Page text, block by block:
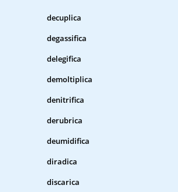
decuplica
degassifica
delegifica
demoltiplica
denitrifica
derubrica
deumidifica
diradica
discarica